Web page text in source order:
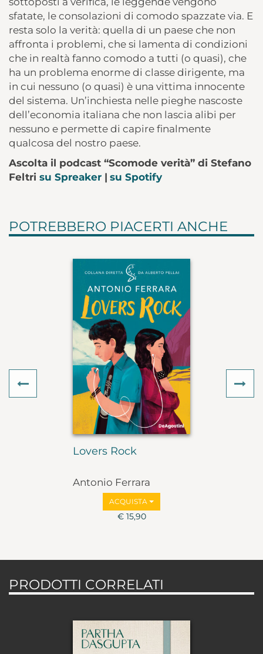
sfatate, le consolazioni di comodo spazzate via. E
resta solo la verità: quella di un paese che non
affronta i problemi, che si lamenta di condizioni
che in realtà fanno comodo a tutti (o quasi), che
ha un problema enorme di classe dirigente, ma
in cui nessuno (o quasi) è una vittima innocente
del sistema. Un’inchiesta nelle pieghe nascoste
dell’economia italiana che non lascia alibi per
nessuno e permette di capire finalmente
qualcosa del nostro paese.
Ascolta il podcast “Scomode verità” di Stefano
Feltri su Spreaker | su Spotify
POTREBBERO PIACERTI ANCHE
Lovers Rock
Antonio Ferrara
ACQUISTA
€ 15,90
Previous
PRODOTTI CORRELATI